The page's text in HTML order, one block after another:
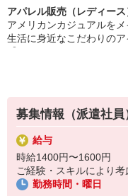
興味はあるけれどファッ
どのように始めたら良い
販売スキルに磨きをかけ
様々なご要望にお応え
iDAにご登録頂いた方は
アパレル販売（レディース
アメリカンカジュアルをメ
生活に身近なこだわりの
・1対1の接客
・レジ
・在庫管理、整理
・商品の陳列、補充
・PC入力作業
・店内の清掃 など
募集情報（派遣社員
給与
時給1400円〜1600円
ご経験・スキルにより考
勤務時間・曜日